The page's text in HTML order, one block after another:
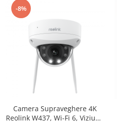
-8%
Camera Supraveghere 4K
Reolink W437, Wi-Fi 6, Viziune